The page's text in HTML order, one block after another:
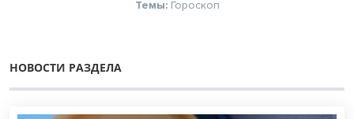
Темы: Гороскоп
НОВОСТИ РАЗДЕЛА